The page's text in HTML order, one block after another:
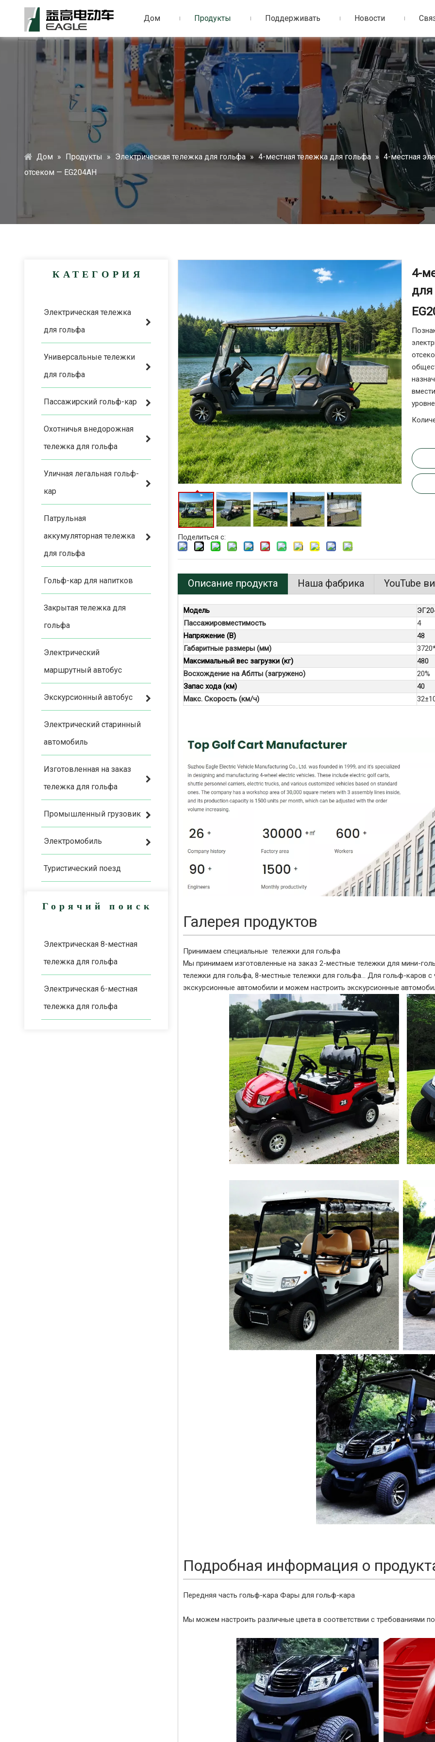
Дом Продукты Поддерживать Новости
Дом » Продукты » Электрическая тележка для гольфа » 4-местная тележка для гольфа » 4-местная
отсеком — EG204AH
КАТЕГОРИЯ
Электрическая тележка
для гольфа
Универсальные тележки
для гольфа
Пассажирский гольф-кар
Охотничья внедорожная
тележка для гольфа
Уличная легальная гольф-
кар
Патрульная
аккумуляторная тележка
для гольфа
Гольф-кар для напитков
Закрытая тележка для
гольфа
Электрический
маршрутный автобус
Экскурсионный автобус
Электрический старинный
автомобиль
Изготовленная на заказ
тележка для гольфа
Промышленный грузовик
Электромобиль
Туристический поезд
Горячий поиск
Электрическая 8-местная
тележка для гольфа
Электрическая 6-местная
тележка для гольфа
Поделиться с:
4-
для
Описание продукта Наша фабрика YouTube
Модель
Пассажировместимость
4
Напряжение (В)
48
Габаритные размеры (мм)
Максимальный вес загрузки (кг)
480
Восхождение на Аблты (загружено)
20%
Запас хода (км)
40
Макс. Скорость (км/ч)
Галерея продуктов
Принимаем специальные тележки для гольфа
Мы принимаем изготовленные на заказ 2-местные тележки для мини-
тележки для гольфа, 8-местные тележки для гольфа... Для гольф-каров
экскурсионные автомобили и можем настроить экскурсионные
Подробная информация о
Передняя часть гольф-кара Фары для гольф-кара
Мы можем настроить различные цвета в соответствии с требованиями